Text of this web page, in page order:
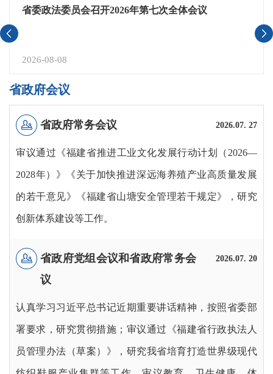
省委政法委员会召开2026年第七次全体会议
2026-08-08
省政府会议
2026.07. 27
省政府常务会议
审议通过《福建省推进工业文化发展行动计划（2026—
2028年）》《关于加快推进深远海养殖产业高质量发展
的若干意见》《福建省山塘安全管理若干规定》，研究
创新体系建设等工作。
2026.07. 20
省政府党组会议和省政府常务会
议
认真学习习近平总书记近期重要讲话精神，按照省委部
署要求，研究贯彻措施；审议通过《福建省行政执法人
员管理办法（草案）》，研究我省培育打造世界级现代